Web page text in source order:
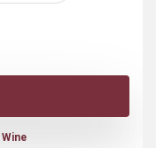
Wine